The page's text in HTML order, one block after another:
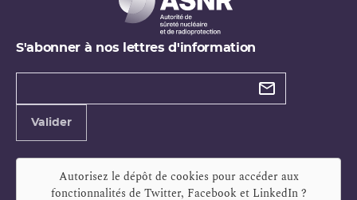
S'abonner à nos lettres d'information
Types de
Valider
Autorisez le dépôt de cookies pour accéder aux
fonctionnalités de Twitter, Facebook et LinkedIn?